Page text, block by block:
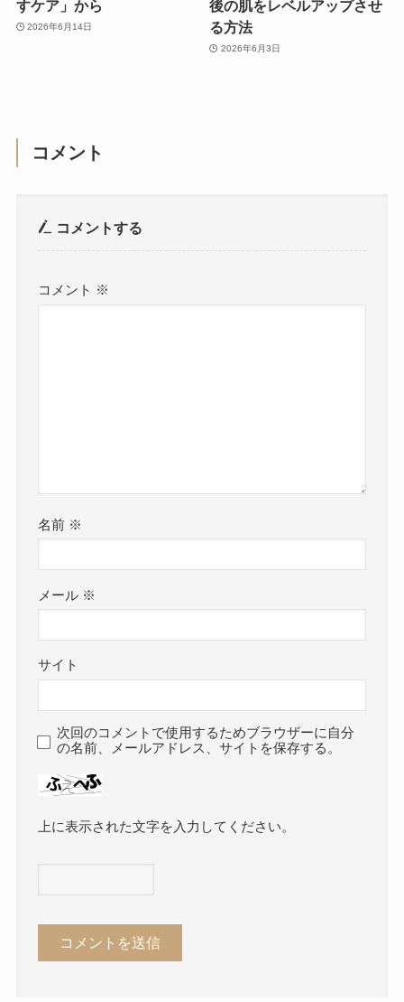
すケア」から
2026年6月14日
後の肌をレベルアップさせ
る方法
2026年6月3日
コメント
コメントする
コメント ※
名前 ※
メール ※
サイト
次回のコメントで使用するためブラウザーに自分
の名前、メールアドレス、サイトを保存する。
上に表示された文字を入力してください。